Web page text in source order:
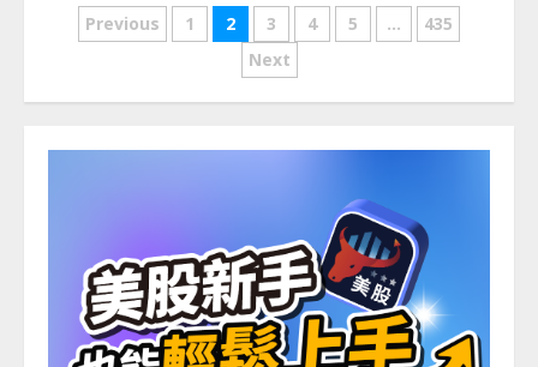
文
分
頁
Previous 1 2 3 4 5 ...
435
Next